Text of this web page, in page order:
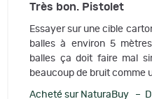
Très bon. Pistolet
Essayer sur une cible
balles à environ 5
balles ça doit faire mal
beaucoup de bruit comme
Acheté sur NaturaBuy –